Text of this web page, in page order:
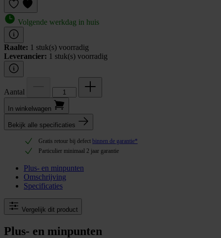
Volgende werkdag in huis
Raalte: 1 stuk(s) voorradig
Leverancier: 1 stuk(s) voorradig
Aantal
In winkel­wagen
Bekijk alle specificaties
Gratis retour bij defect binnen de garantie*
Particulier minimaal 2 jaar garantie
Plus- en minpunten
Omschrijving
Specificaties
Vergelijk dit product
Plus- en minpunten